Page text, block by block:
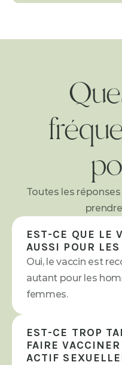
Toutes les
EST-CE QUE LE
AUSSI POUR
Oui, le vaccin est
autant pour les
femmes.
EST-CE TROP
FAIRE
ACTIF